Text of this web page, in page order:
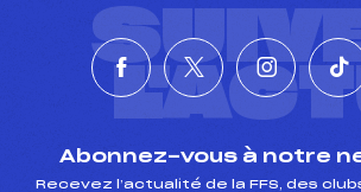
Abonnez-vous à notre
Recevez l’actualité de la FFS, des